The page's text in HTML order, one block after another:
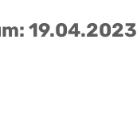
19.04.2023